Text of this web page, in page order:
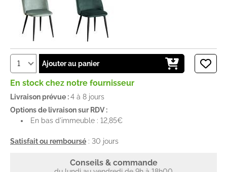
Ajouter au panier
En stock chez notre fournisseur
Livraison prévue :4 à 8 jours
Options de livraison sur RDV :
En bas d'immeuble : 12,85€
Satisfait ou remboursé : 30 jours
Conseils & commande